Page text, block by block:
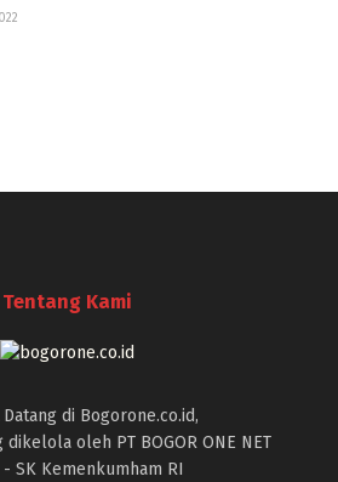
Tentang Kami
di Bogorone.co.id,
oleh PT BOGOR ONE NET
- SK Kemenkumham RI